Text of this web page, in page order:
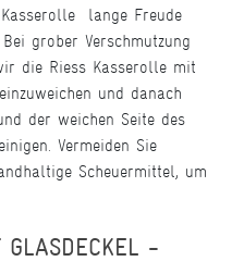
lange Freude
grober Verschmutzung
die Riess Kasserolle mit
und danach
der weichen Seite des
Vermeiden Sie
Scheuermittel, um
GLASDECKEL -